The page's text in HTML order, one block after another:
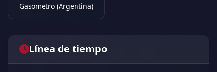
Gasometro (Argentina)
Línea de tiempo